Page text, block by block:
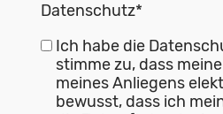
Datenschutz*
Ich habe die
stimme zu, dass
meines Anliegens
bewusst, dass ich